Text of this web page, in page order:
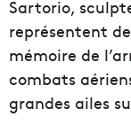
Sartorio,
représentent
mémoire de
combats
grandes ailes